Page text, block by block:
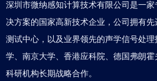
深圳市微纳感知计算技术有限公司是一
决方案的国家高新技术企业，公司拥有
测试中心，以及业界领先的声学信号处
学、南京大学、香港应科院、德国弗朗
科研机构长期战略合作。